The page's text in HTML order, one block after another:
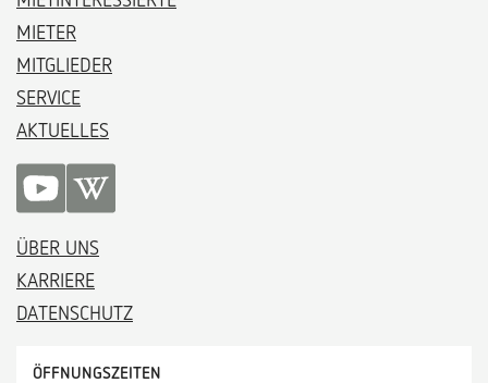
MIETER
MITGLIEDER
SERVICE
AKTUELLES
ÜBER UNS
KARRIERE
DATENSCHUTZ
ÖFFNUNGSZEITEN